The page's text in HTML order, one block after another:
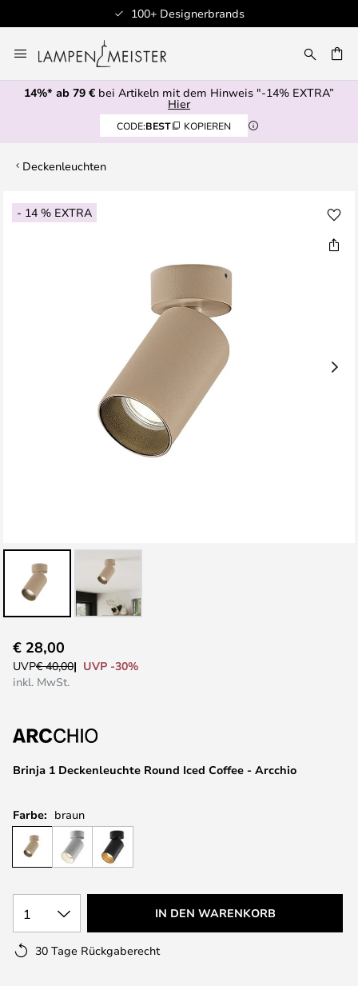
100+ Designerbrands
Inhalt
springen
14%* ab 79 € bei Artikeln mit dem Hinweis "-14% EXTRA”
Hier
CODE:BEST KOPIEREN
Deckenleuchten
- 14 % EXTRA
Zum
Ende
Anfang
der
Brinja 1 Deckenleuchte Round Iced Coffee - Arcchio
€ 28,00
UVP€ 40,00
UVP -30%
inkl. MwSt.
Farbe: braun
1 IN DEN WARENKORB
30 Tage Rückgaberecht